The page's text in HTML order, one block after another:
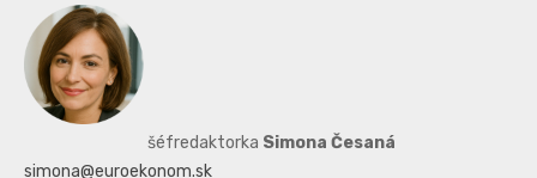
šéfredaktorka Simona Česaná
simona@euroekonom.sk